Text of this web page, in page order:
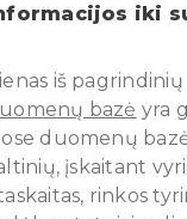
iki
iš
bazė yra
duomenų
įskaitant
rinkos